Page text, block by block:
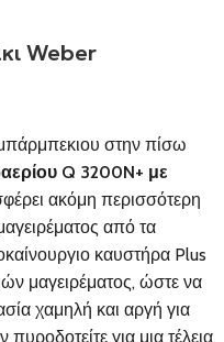
Weber
στην πίσω
Q 3200N+ με
ακόμη περισσότερη
από τα
καυστήρα Plus
μαγειρέματος, ώστε να
χαμηλή και αργή για
για μια τέλεια